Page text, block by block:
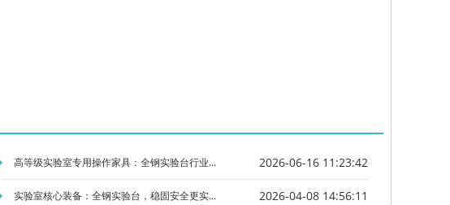
2026-06-16 11:23:42
高等级实验室专用操作家具：全钢实验台行业...
2026-04-08 14:56:11
实验室核心装备：全钢实验台，稳固安全更实...